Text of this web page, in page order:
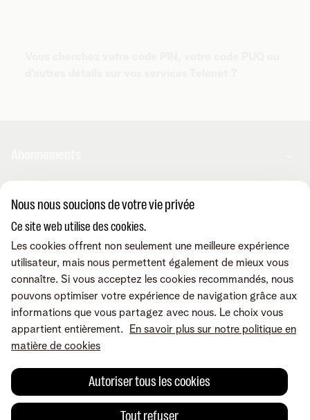
Internet
Mobile
Telenet TV
BE Sports
BE TV
Fibre
Amplificateurs wifi
Téléphonie fixe
Les appareils
Sécurité
Modifier mes produits
Offre Internet Sociale
Aide et conseils
MyTelenet-app
Contactez-nous
Déménager
Easy Switch
Reprise
Notre communauté
Tarifs
Service client
Internet
Mobile et fixe
TV et divertissement
Relevés de compte
Dérangements
Modifier vos données
Corporate
A propos de Telenet
Presse et médias
Informations financières
Développement durable
Conditions Droit de rétractation Modifier les préférences de
Nous nous soucions de votre vie privée
Ce site web utilise des cookies.
Les cookies offrent non seulement une meilleure expérience
utilisateur, mais nous permettent également de mieux vous
connaître. Si vous acceptez les cookies recommandés, nous
pouvons optimiser votre expérience de navigation grâce aux
informations que vous partagez avec nous. Le choix vous
appartient entièrement.
En savoir plus sur notre politique en
matière de cookies
Tout refuser
Autoriser tous les cookies